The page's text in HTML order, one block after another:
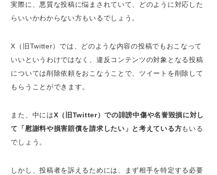
①問題のある投稿のキャプチャやURLなどを
保存しておく
④投稿者の個人情報が開示される
2022年10月以降は発信者情報開示請求が1つの
手続きでできるように
は？
X（旧Twitter）の開示請求にかかる期間
X（旧Twitter）の開示請求にかかる費用
弁護士に依頼する場合
実際に、悪質な投稿に悩まされていて、どのように対応した
らいいかわからない方もいるでしょう。
X（旧Twitter）では、どのような内容の投稿でもおこなって
いいというわけではなく、違反コンテンツの対象となる投稿
については削除依頼をおこなうことで、ツイートを削除して
もらうことができます。
また、中にはX（旧Twitter）での誹謗中傷や名誉毀損に対し
て「慰謝料や損害賠償を請求したい」と考えている方もいる
でしょう。
しかし、投稿者を訴えるためには、まず相手を特定する必要